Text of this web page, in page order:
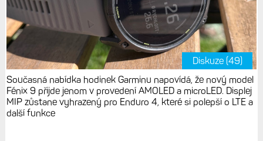
Diskuze (49)
Současná nabídka hodinek Garminu napovídá, že nový model
Fénix 9 přijde jenom v provedení AMOLED a microLED. Displej
MIP zůstane vyhrazený pro Enduro 4, které si polepší o LTE a
další funkce